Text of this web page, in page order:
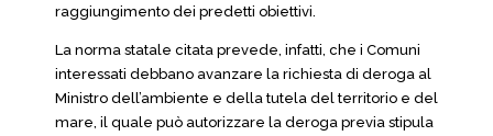
raggiungimento dei predetti obiettivi.
La norma statale citata prevede, infatti, che i Comuni
interessati debbano avanzare la richiesta di deroga al
Ministro dell’ambiente e della tutela del territorio e del
mare, il quale può autorizzare la deroga previa stipula